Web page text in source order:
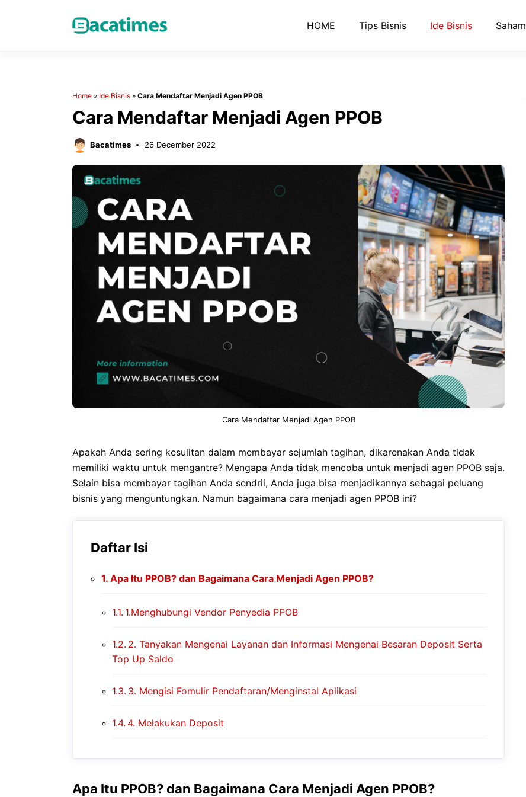
HOME Tips Bisnis Ide Bisnis Saham
Home » Ide Bisnis » Cara Mendaftar Menjadi Agen PPOB
Cara Mendaftar Menjadi Agen PPOB
Bacatimes 26 December 2022
Cara Mendaftar Menjadi Agen PPOB
Apakah Anda sering kesulitan dalam membayar sejumlah tagihan, dikarenakan Anda tidak
memiliki waktu untuk mengantre? Mengapa Anda tidak mencoba untuk menjadi agen PPOB saja.
Selain bisa membayar tagihan Anda sendrii, Anda juga bisa menjadikannya sebagai peluang
bisnis yang menguntungkan. Namun bagaimana cara menjadi agen PPOB ini?
Daftar Isi
Apa Itu PPOB? dan Bagaimana Cara Menjadi Agen PPOB?
1.Menghubungi Vendor Penyedia PPOB
2. Tanyakan Mengenai Layanan dan Informasi Mengenai Besaran Deposit Serta
Top Up Saldo
3. Mengisi Fomulir Pendaftaran/Menginstal Aplikasi
4. Melakukan Deposit
Apa Itu PPOB? dan Bagaimana Cara Menjadi Agen PPOB?